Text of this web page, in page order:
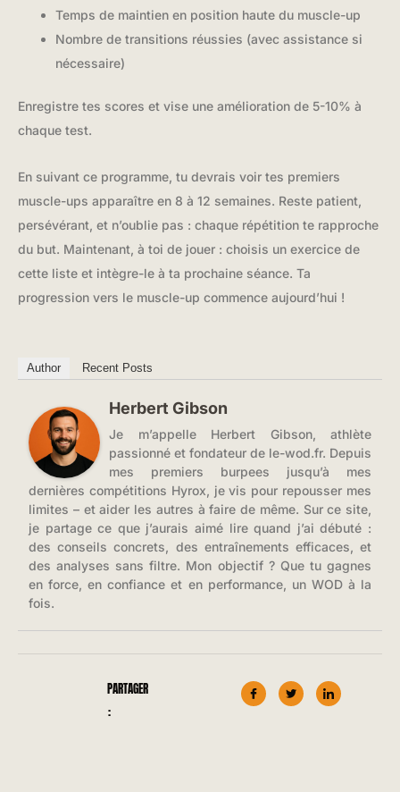
Temps de maintien en position haute du muscle-up
Nombre de transitions réussies (avec assistance si
nécessaire)
Enregistre tes scores et vise une amélioration de 5-10% à
chaque test.
En suivant ce programme, tu devrais voir tes premiers
muscle-ups apparaître en 8 à 12 semaines. Reste patient,
persévérant, et n’oublie pas : chaque répétition te rapproche
du but. Maintenant, à toi de jouer : choisis un exercice de
cette liste et intègre-le à ta prochaine séance. Ta
progression vers le muscle-up commence aujourd’hui !
Author Recent Posts
Herbert Gibson
Je m’appelle Herbert Gibson, athlète
passionné et fondateur de le-wod.fr. Depuis
mes premiers burpees jusqu’à mes
dernières compétitions Hyrox, je vis pour repousser mes
limites – et aider les autres à faire de même. Sur ce site,
je partage ce que j’aurais aimé lire quand j’ai débuté :
des conseils concrets, des entraînements efficaces, et
des analyses sans filtre. Mon objectif ? Que tu gagnes
en force, en confiance et en performance, un WOD à la
fois.
PARTAGER
: